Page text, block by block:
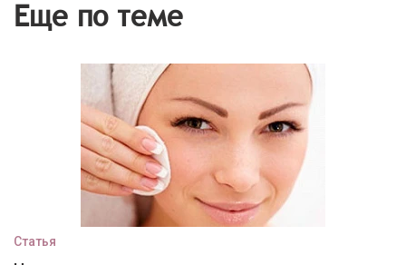
Еще по теме
Статья